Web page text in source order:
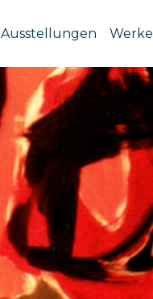
Ausstellungen Werke